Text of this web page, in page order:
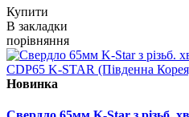
Купити
В закладки
порівняння
Новинка